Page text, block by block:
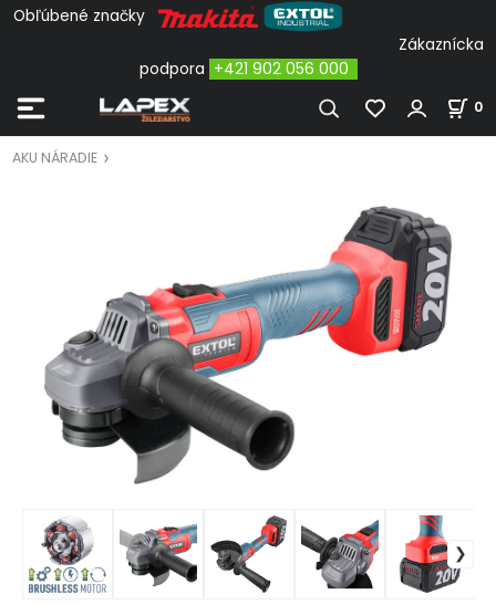
Obľúbené značky
Zákaznícka
podpora +421 902 056 000
0
AKU NÁRADIE